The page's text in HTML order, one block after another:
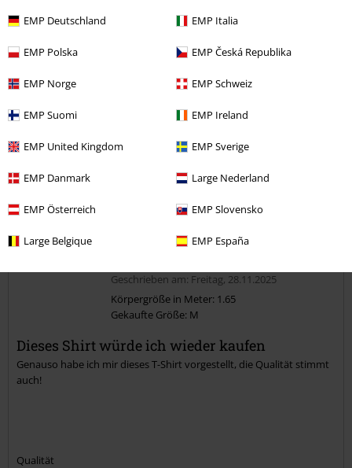
EMP Deutschland EMP Italia
EMP Polska EMP Česká Republika
EMP Norge EMP Schweiz
EMP Suomi EMP Ireland
EMP United Kingdom EMP Sverige
EMP Danmark Large Nederland
EMP Österreich EMP Slovensko
Large Belgique EMP España
Länge
zu kurz
perfekt
Verifizierte Rezension
Kommentieren
Kommentar jetzt abschicken!
Geschrieben am: Freitag, 28.11.2025
Körpergröße in Meter: 1.65
Gekaufte Größe: M
Dieses Shirt würde ich wieder kaufen
Genauso habe ich mir dieses T-Shirt vorgestellt, die Qualität stimmt
auch!
Qualität